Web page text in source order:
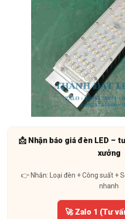
📩 Nhận báo giá đèn LED –
xưởng
👉 Nhắn: Loại đèn + Công suất +
nhanh
🚀 Zalo 1 (Tư